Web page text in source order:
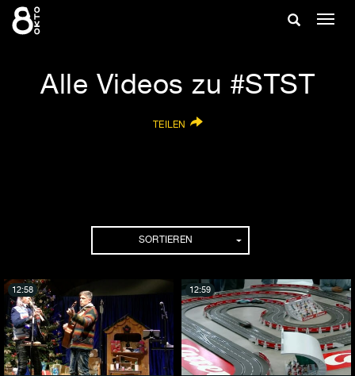
Zum
Inhalt
Suche
Alle Videos zu #STST
TEILEN
SORTIEREN
12:58 12:59